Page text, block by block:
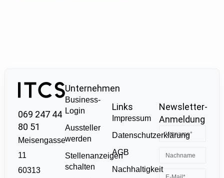
069 247 44
80 51
Meisengasse
11
60313
Unternehmen
Business-
Login
Aussteller
werden
Stellenanzeigen
schalten
Links
Impressum
Datenschutzerklärung
AGB
Nachhaltigkeit
Newsletter-
Anmeldung